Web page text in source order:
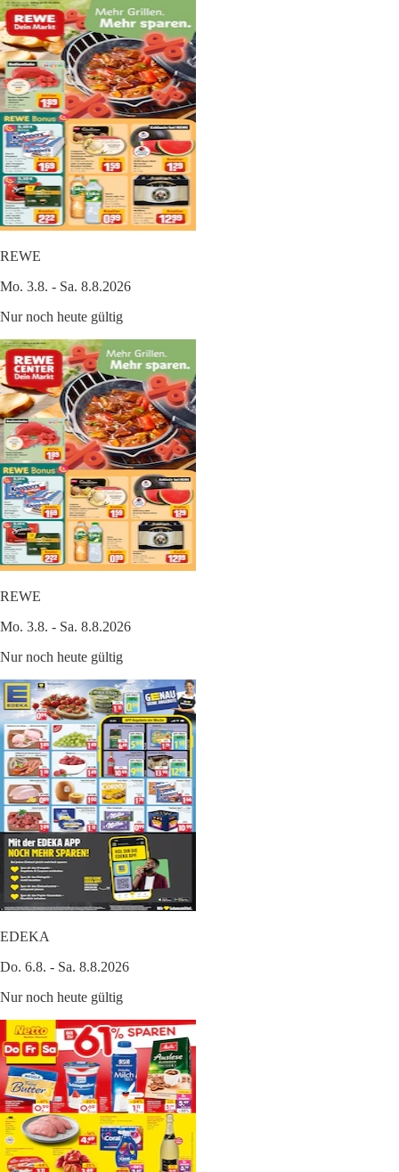
REWE
Mo. 3.8. - Sa. 8.8.2026
Nur noch heute gültig
REWE
Mo. 3.8. - Sa. 8.8.2026
Nur noch heute gültig
EDEKA
Do. 6.8. - Sa. 8.8.2026
Nur noch heute gültig